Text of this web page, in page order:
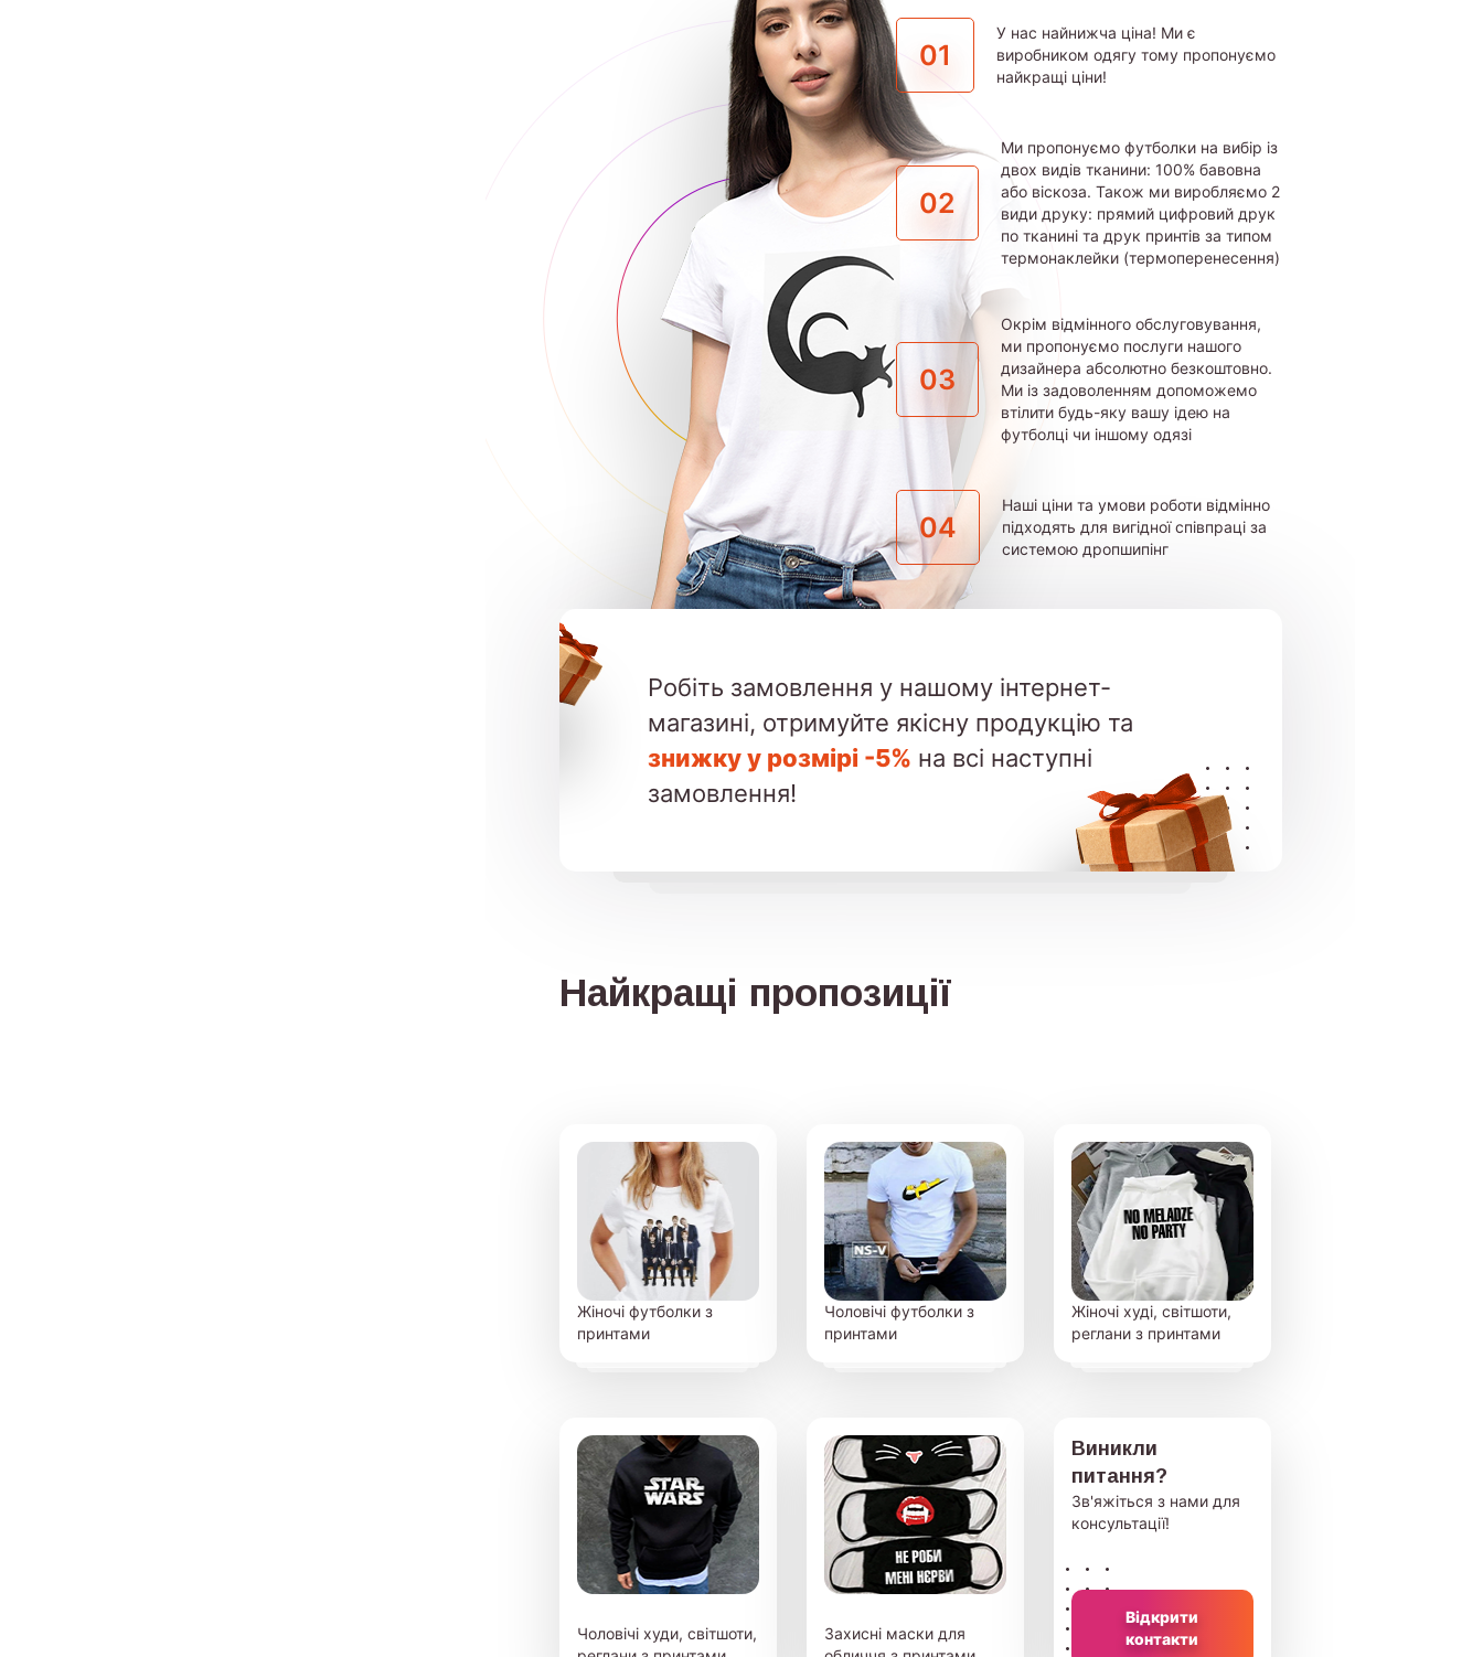
01
У нас найнижча ціна! Ми є
виробником одягу тому пропонуємо
найкращі ціни!
02
Ми пропонуємо футболки на вибір із
двох видів тканини: 100% бавовна
або віскоза. Також ми виробляємо 2
види друку: прямий цифровий друк
по тканині та друк принтів за типом
термонаклейки (термоперенесення)
03
Окрім відмінного обслуговування,
ми пропонуємо послуги нашого
дизайнера абсолютно безкоштовно.
Ми із задоволенням допоможемо
втілити будь-яку вашу ідею на
футболці чи іншому одязі
04
Наші ціни та умови роботи відмінно
підходять для вигідної співпраці за
системою дропшипінг
Робіть замовлення у нашому інтернет-
магазині, отримуйте якісну продукцію та
знижку у розмірі -5% на всі наступні
замовлення!
Найкращі пропозиції
Жіночі футболки з
принтами
Чоловічі футболки з
принтами
Жіночі худі, світшоти,
реглани з принтами
Чоловічі худи, світшоти,
Захисні маски для
Виникли
питання?
Зв'яжіться з нами для
консультації!
Відкрити
контакти